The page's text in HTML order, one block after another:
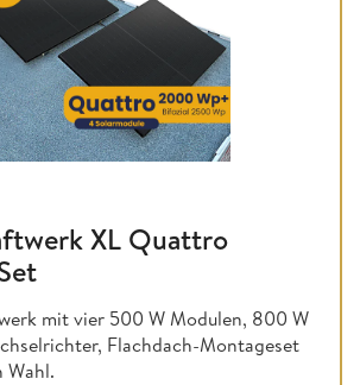
XL Quattro
mit vier 500 W Modulen, 800 W
Flachdach-Montageset
Wahl.